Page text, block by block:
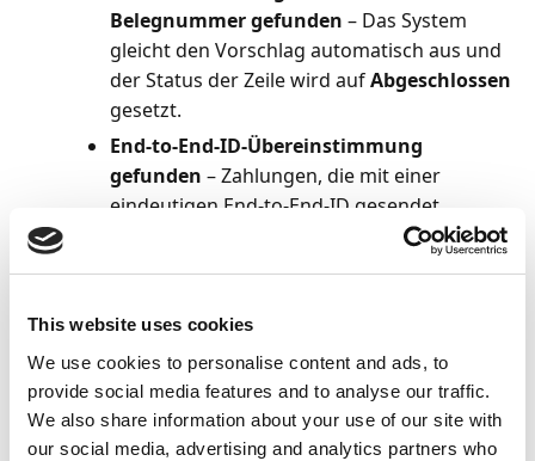
This website uses cookies
We use cookies to personalise content and ads, to
provide social media features and to analyse our traffic.
We also share information about your use of our site with
our social media, advertising and analytics partners who
Belegnummer gefunden – Das System
gleicht den Vorschlag automatisch aus und
der Status der Zeile wird aufAbgeschlossen
gesetzt.
End-to-End-ID-Übereinstimmung
gefunden – Zahlungen, die mit einer
eindeutigen End-to-End-ID gesendet
werden, werden direkt den entsprechenden
für die Buchung vorbereitet werden.
Überprüfen Sie alle Vorschläge und wählen Sie
dannNur Zahlungen buchenaus, um die Posten
zu schließen, ohne sie mit dem Bankposten
abzustimmen.